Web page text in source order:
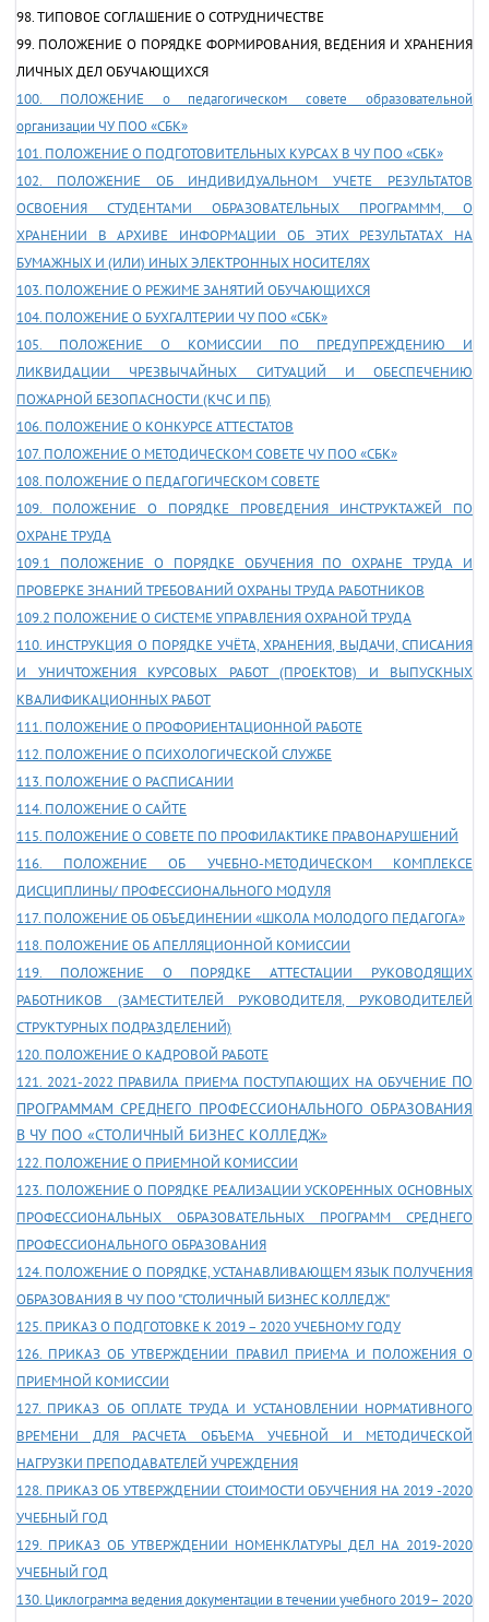
98. ТИПОВОЕ СОГЛАШЕНИЕ О СОТРУДНИЧЕСТВЕ
99. ПОЛОЖЕНИЕ О ПОРЯДКЕ ФОРМИРОВАНИЯ, ВЕДЕНИЯ И ХРАНЕНИЯ
ЛИЧНЫХ ДЕЛ ОБУЧАЮЩИХСЯ
100. ПОЛОЖЕНИЕ о педагогическом совете образовательной
организации ЧУ ПОО «СБК»
101. ПОЛОЖЕНИЕ О ПОДГОТОВИТЕЛЬНЫХ КУРСАХ В ЧУ ПОО «СБК»
102. ПОЛОЖЕНИЕ ОБ ИНДИВИДУАЛЬНОМ УЧЕТЕ РЕЗУЛЬТАТОВ
ОСВОЕНИЯ СТУДЕНТАМИ ОБРАЗОВАТЕЛЬНЫХ ПРОГРАМММ, О
ХРАНЕНИИ В АРХИВЕ ИНФОРМАЦИИ ОБ ЭТИХ РЕЗУЛЬТАТАХ НА
БУМАЖНЫХ И (ИЛИ) ИНЫХ ЭЛЕКТРОННЫХ НОСИТЕЛЯХ
103. ПОЛОЖЕНИЕ О РЕЖИМЕ ЗАНЯТИЙ ОБУЧАЮЩИХСЯ
104. ПОЛОЖЕНИЕ О БУХГАЛТЕРИИ ЧУ ПОО «СБК»
105. ПОЛОЖЕНИЕ О КОМИССИИ ПО ПРЕДУПРЕЖДЕНИЮ И
ЛИКВИДАЦИИ ЧРЕЗВЫЧАЙНЫХ СИТУАЦИЙ И ОБЕСПЕЧЕНИЮ
ПОЖАРНОЙ БЕЗОПАСНОСТИ (КЧС И ПБ)
106. ПОЛОЖЕНИЕ О КОНКУРСЕ АТТЕСТАТОВ
107. ПОЛОЖЕНИЕ О МЕТОДИЧЕСКОМ СОВЕТЕ ЧУ ПОО «СБК»
108. ПОЛОЖЕНИЕ О ПЕДАГОГИЧЕСКОМ СОВЕТЕ
109. ПОЛОЖЕНИЕ О ПОРЯДКЕ ПРОВЕДЕНИЯ ИНСТРУКТАЖЕЙ ПО
ОХРАНЕ ТРУДА
109.1 ПОЛОЖЕНИЕ О ПОРЯДКЕ ОБУЧЕНИЯ ПО ОХРАНЕ ТРУДА И
ПРОВЕРКЕ ЗНАНИЙ ТРЕБОВАНИЙ ОХРАНЫ ТРУДА РАБОТНИКОВ
109.2 ПОЛОЖЕНИЕ О СИСТЕМЕ УПРАВЛЕНИЯ ОХРАНОЙ ТРУДА
110. ИНСТРУКЦИЯ О ПОРЯДКЕ УЧЁТА, ХРАНЕНИЯ, ВЫДАЧИ, СПИСАНИЯ
И УНИЧТОЖЕНИЯ КУРСОВЫХ РАБОТ (ПРОЕКТОВ) И ВЫПУСКНЫХ
КВАЛИФИКАЦИОННЫХ РАБОТ
111. ПОЛОЖЕНИЕ О ПРОФОРИЕНТАЦИОННОЙ РАБОТЕ
112. ПОЛОЖЕНИЕ О ПСИХОЛОГИЧЕСКОЙ СЛУЖБЕ
113. ПОЛОЖЕНИЕ О РАСПИСАНИИ
114. ПОЛОЖЕНИЕ О САЙТЕ
115. ПОЛОЖЕНИЕ О СОВЕТЕ ПО ПРОФИЛАКТИКЕ ПРАВОНАРУШЕНИЙ
116. ПОЛОЖЕНИЕ ОБ УЧЕБНО-МЕТОДИЧЕСКОМ КОМПЛЕКСЕ
ДИСЦИПЛИНЫ/ ПРОФЕССИОНАЛЬНОГО МОДУЛЯ
117. ПОЛОЖЕНИЕ ОБ ОБЪЕДИНЕНИИ «ШКОЛА МОЛОДОГО ПЕДАГОГА»
118. ПОЛОЖЕНИЕ ОБ АПЕЛЛЯЦИОННОЙ КОМИССИИ
119. ПОЛОЖЕНИЕ О ПОРЯДКЕ АТТЕСТАЦИИ РУКОВОДЯЩИХ
РАБОТНИКОВ (ЗАМЕСТИТЕЛЕЙ РУКОВОДИТЕЛЯ, РУКОВОДИТЕЛЕЙ
СТРУКТУРНЫХ ПОДРАЗДЕЛЕНИЙ)
120. ПОЛОЖЕНИЕ О КАДРОВОЙ РАБОТЕ
121. 2021-2022 ПРАВИЛА ПРИЕМА ПОСТУПАЮЩИХ НА ОБУЧЕНИЕ ПО
ПРОГРАММАМ СРЕДНЕГО ПРОФЕССИОНАЛЬНОГО ОБРАЗОВАНИЯ
В ЧУ ПОО «СТОЛИЧНЫЙ БИЗНЕС КОЛЛЕДЖ»
122. ПОЛОЖЕНИЕ О ПРИЕМНОЙ КОМИССИИ
123. ПОЛОЖЕНИЕ О ПОРЯДКЕ РЕАЛИЗАЦИИ УСКОРЕННЫХ ОСНОВНЫХ
ПРОФЕССИОНАЛЬНЫХ ОБРАЗОВАТЕЛЬНЫХ ПРОГРАММ СРЕДНЕГО
ПРОФЕССИОНАЛЬНОГО ОБРАЗОВАНИЯ
124. ПОЛОЖЕНИЕ О ПОРЯДКЕ, УСТАНАВЛИВАЮЩЕМ ЯЗЫК ПОЛУЧЕНИЯ
ОБРАЗОВАНИЯ В ЧУ ПОО "СТОЛИЧНЫЙ БИЗНЕС КОЛЛЕДЖ"
125. ПРИКАЗ О ПОДГОТОВКЕ К 2019 – 2020 УЧЕБНОМУ ГОДУ
126. ПРИКАЗ ОБ УТВЕРЖДЕНИИ ПРАВИЛ ПРИЕМА И ПОЛОЖЕНИЯ О
ПРИЕМНОЙ КОМИССИИ
127. ПРИКАЗ ОБ ОПЛАТЕ ТРУДА И УСТАНОВЛЕНИИ НОРМАТИВНОГО
ВРЕМЕНИ ДЛЯ РАСЧЕТА ОБЪЕМА УЧЕБНОЙ И МЕТОДИЧЕСКОЙ
НАГРУЗКИ ПРЕПОДАВАТЕЛЕЙ УЧРЕЖДЕНИЯ
128. ПРИКАЗ ОБ УТВЕРЖДЕНИИ СТОИМОСТИ ОБУЧЕНИЯ НА 2019 -2020
УЧЕБНЫЙ ГОД
129. ПРИКАЗ ОБ УТВЕРЖДЕНИИ НОМЕНКЛАТУРЫ ДЕЛ НА 2019-2020
УЧЕБНЫЙ ГОД
130. Циклограмма ведения документации в течении учебного 2019– 2020